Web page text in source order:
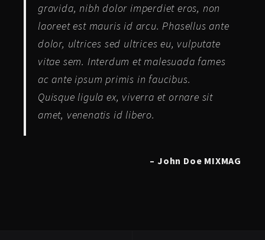
gravida, nibh dolor imperdiet eros, non
laoreet est mauris id arcu. Phasellus ante
dolor, ultrices sed ultrices eu, vulputate
vitae sem. Interdum et malesuada fames
ac ante ipsum primis in faucibus.
Quisque ligula ex, viverra et ornare sit
amet, venenatis id libero.
– John Doe MIXMAG